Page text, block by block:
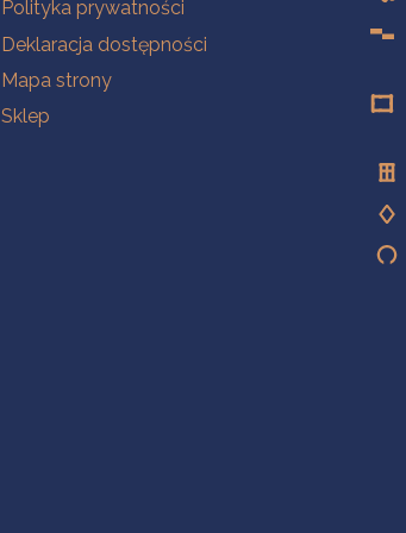
Polityka prywatności
Deklaracja dostępności
Mapa strony
Sklep